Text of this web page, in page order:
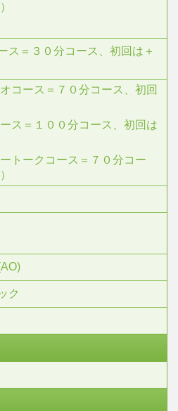
ス＝３０分コース、初回は＋
コース＝７０分コース、初回
ス＝１００分コース、初回は
トークコース＝７０分コー
ク